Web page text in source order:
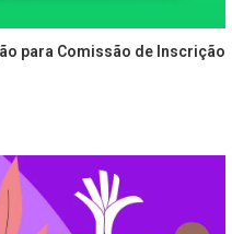
para Comissão de Inscrição